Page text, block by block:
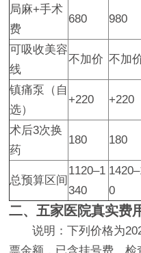
局麻+手术
费
680 980
可吸收美容
线
不加价 不加
镇痛泵（自
选）
+220 +220
术后3次换
药
180 180
总预算区间
1120–1
340
0
二、五家医院真实费
说明：下列价格为